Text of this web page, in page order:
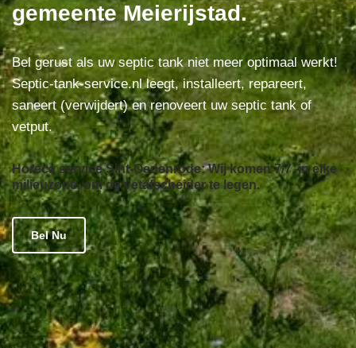
gemeente Meierijstad.
Bel gerust als uw septic tank niet meer optimaal werkt!
Septic-tank-service.nl leegt, installeert, repareert,
saneert (verwijdert) en renoveert uw septic tank of
vetput.
Horeca service Sint-Oedenrode: Wij komen 7/7, in elke
milieuzone, om de vetafscheider te legen.
Bel Nu